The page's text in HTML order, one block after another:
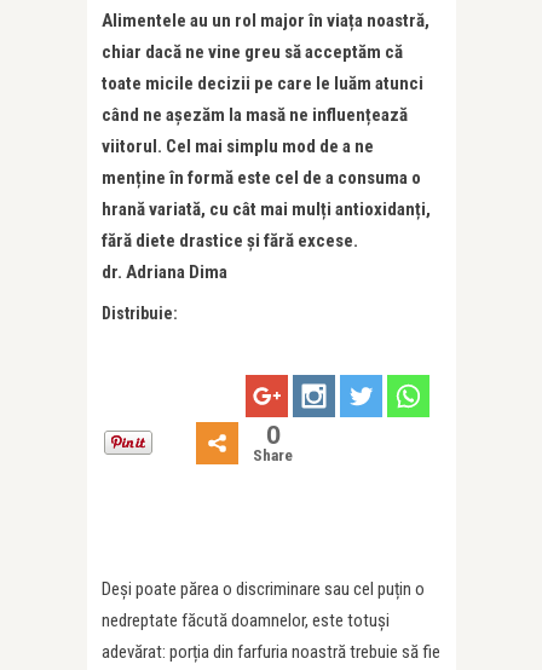
Alimentele au un rol major în viața noastră,
chiar dacă ne vine greu să acceptăm că
toate micile decizii pe care le luăm atunci
când ne așezăm la masă ne influențează
viitorul. Cel mai simplu mod de a ne
menține în formă este cel de a consuma o
hrană variată, cu cât mai mulți antioxidanți,
fără diete drastice și fără excese.
dr. Adriana Dima
Distribuie:
0
Share
Deși poate părea o discriminare sau cel puțin o
nedreptate făcută doamnelor, este totuși
adevărat: porția din farfuria noastră trebuie să fie